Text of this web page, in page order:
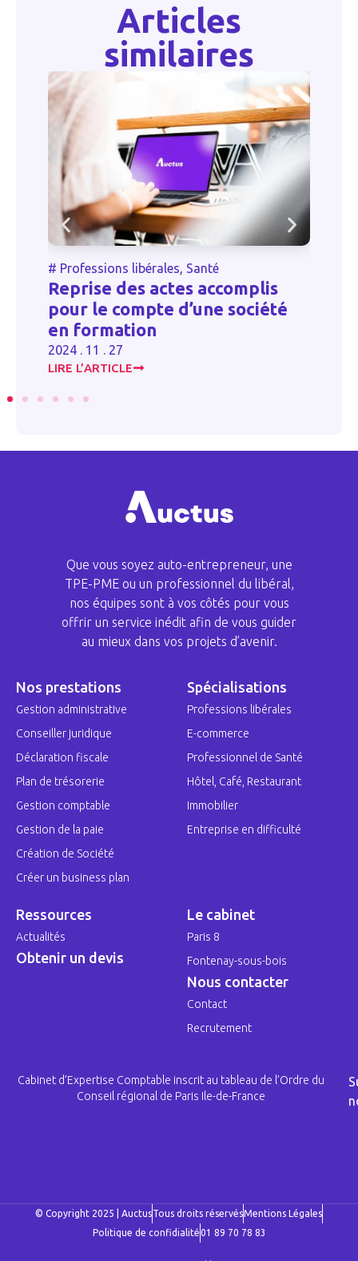
Articles
similaires
# Professions libérales, Santé
Reprise des actes accomplis
pour le compte d’une société
en formation
2024 . 11 . 27
LIRE L’ARTICLE
Que vous soyez auto-entrepreneur, une
TPE-PME ou un professionnel du libéral,
nos équipes sont à vos côtés pour vous
offrir un service inédit afin de vous guider
au mieux dans vos projets d’avenir.
Nos prestations
Gestion administrative
Conseiller juridique
Déclaration fiscale
Plan de trésorerie
Gestion comptable
Gestion de la paie
Création de Société
Créer un business plan
Spécialisations
Professions libérales
E-commerce
Professionnel de Santé
Hôtel, Café, Restaurant
Immobilier
Entreprise en difficulté
Ressources
Actualités
Obtenir un devis
Le cabinet
Paris 8
Fontenay-sous-bois
Nous contacter
Contact
Recrutement
Cabinet d’Expertise Comptable inscrit au tableau de l’Ordre du
Conseil régional de Paris Ile-de-France
© Copyright 2025 | AuctusTous droits réservésMentions Légales
Politique de confidialité01 89 70 78 83